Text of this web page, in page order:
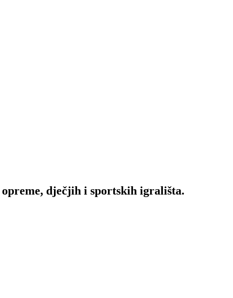
dječjih i sportskih igrališta.